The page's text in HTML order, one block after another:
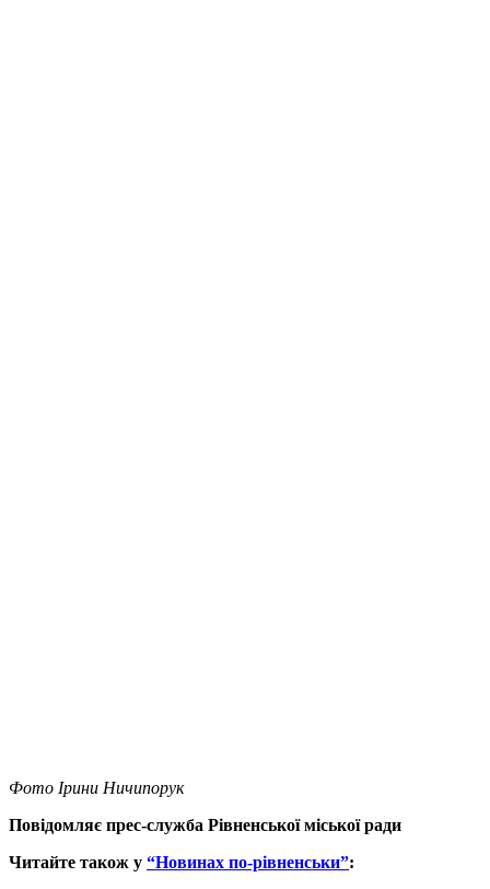
Фото Ірини Ничипорук
Повідомляє прес-служба Рівненської міської ради
Читайте також у “Новинах по-рівненськи”: